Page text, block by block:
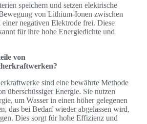
speichern und setzen elektrische
von Lithium-Ionen zwischen
negativen Elektrode frei. Diese
für ihre hohe Energiedichte und
von
sind eine bewährte Methode
überschüssiger Energie. Sie nutzen
um Wasser in einen höher gelegenen
das bei Bedarf wieder abgelassen wird,
Dies sorgt für hohe Effizienz und